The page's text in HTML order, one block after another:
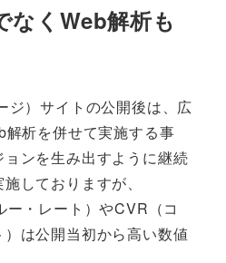
なくWeb解析も
ジ）サイトの公開後は、広
析を併せて実施する事
ンを生み出すように継続
しておりますが、
・レート）やCVR（コ
は公開当初から高い数値